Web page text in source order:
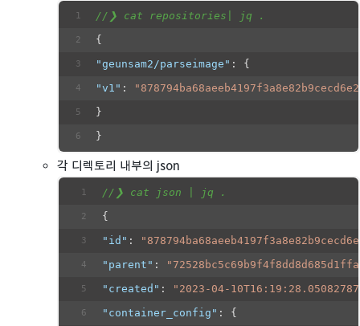
//❯ cat repositories| jq .
{
"geunsam2/parseimage" : {
"v1" :
}
}
각 디렉토리 내부의 json
//❯ cat json | jq .
{
"id" :
"parent" :
"created" :
"2023-04-
"container_config" : {